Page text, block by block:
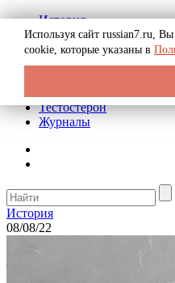
История
Биография
Криминал
Реклама на сайте
Тестостерон
Журналы
История
08/08/22
Используя сайт russian7.ru,
cookie, которые указаны в